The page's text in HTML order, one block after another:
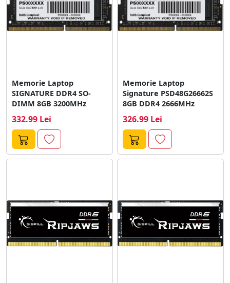
Memorie Laptop
SIGNATURE DDR4 SO-
DIMM 8GB 3200MHz
332.99 Lei
Memorie Laptop
Signature PSD48G26662S
8GB DDR4 2666MHz
326.99 Lei